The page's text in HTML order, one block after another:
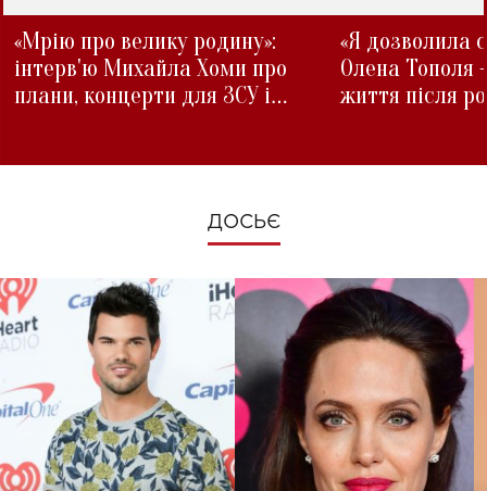
«Мрію про велику родину»:
інтерв'ю Михайла Хоми про
плани, концерти для ЗСУ і
«Я дозволила
Олена Тополя
життя після
ДОСЬЄ